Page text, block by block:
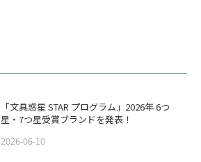
「文具惑星 STAR プログラム」2026年 6つ
星・7つ星受賞ブランドを発表！
2026-06-10